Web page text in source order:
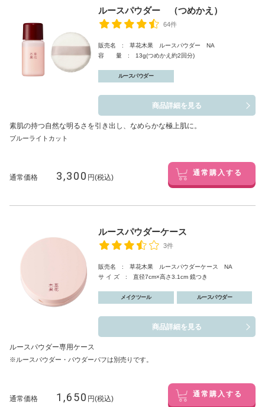
ルースパウダー （つめかえ）
64件
販売名 : 草花木果 ルースパウダー NA
容 量 : 13g(つめかえ約2回分)
ルースパウダー
商品詳細を見る
素肌の持つ自然な明るさを引き出し、なめらかな極上肌に。
ブルーライトカット
通常価格 3,300 円(税込) 通常購入する
ルースパウダーケース
3件
販売名 : 草花木果 ルースパウダーケース NA
サ イ ズ : 直径7cm×高さ3.1cm 鏡つき
メイクツール ルースパウダー
商品詳細を見る
ルースパウダー専用ケース
※ルースパウダー・パウダーパフは別売りです。
通常価格 1,650 円(税込) 通常購入する